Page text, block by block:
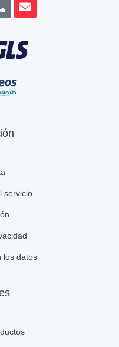
servicio
los datos